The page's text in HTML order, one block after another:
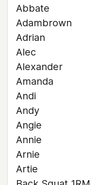
Abbate
Adambrown
Adrian
Alec
Alexander
Amanda
Andi
Andy
Angie
Annie
Arnie
Artie